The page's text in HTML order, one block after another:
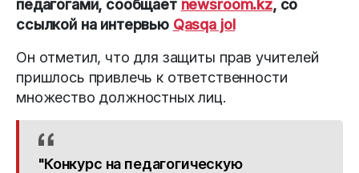
педагогами, сообщает newsroom.kz, со
ссылкой на интервью Qasqa jol
Он отметил, что для защиты прав учителей
пришлось привлечь к ответственности
множество должностных лиц.
"Конкурс на педагогическую